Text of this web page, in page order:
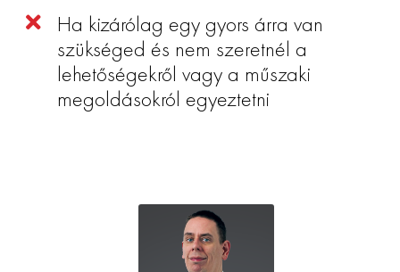
Ha kizárólag egy gyors árra van
szükséged és nem szeretnél a
lehetőségekről vagy a műszaki
megoldásokról egyeztetni